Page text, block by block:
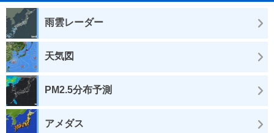
雨雲レーダー
天気図
PM2.5分布予測
アメダス